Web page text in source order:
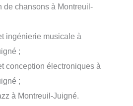
de chansons à Montreuil-
ingénierie musicale à
;
conception électroniques à
;
à Montreuil-Juigné.